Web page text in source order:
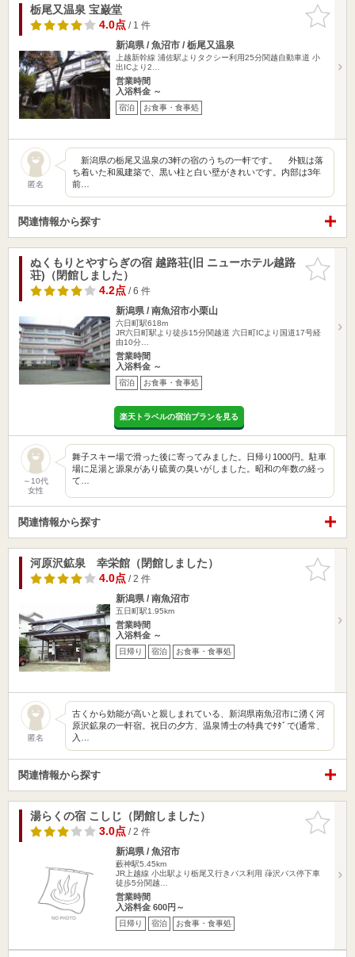
お気に入
りに追加
栃尾又温泉 宝巌堂
4.0点/ 1 件
新潟県 / 魚沼市 / 栃尾又温泉
上越新幹線 浦佐駅よりタクシー利用25分関越自動車道 小
出ICより2…
営業時間
入浴料金 ～
宿泊 お食事・食事処
匿名
新潟県の栃尾又温泉の3軒の宿のうちの一軒です。 外観は落
ち着いた和風建築で、黒い柱と白い壁がきれいです。内部は3年
前…
関連情報から探す
お気に入
りに追加
ぬくもりとやすらぎの宿 越路荘(旧 ニューホテル越路
荘)（閉館しました）
4.2点/ 6 件
新潟県 / 南魚沼市小栗山
六日町駅618m
JR六日町駅より徒歩15分関越道 六日町ICより国道17号経
由10分…
営業時間
入浴料金 ～
宿泊 お食事・食事処
楽天トラベルの宿泊プランを見る
～10代
女性
舞子スキー場で滑った後に寄ってみました。日帰り1000円。駐車
場に足湯と源泉があり硫黄の臭いがしました。昭和の年数の経っ
て…
関連情報から探す
お気に入
りに追加
河原沢鉱泉 幸栄館（閉館しました）
4.0点/ 2 件
新潟県 / 南魚沼市
五日町駅1.95km
営業時間
入浴料金 ～
日帰り 宿泊 お食事・食事処
匿名
古くから効能が高いと親しまれている、新潟県南魚沼市に湧く河
原沢鉱泉の一軒宿。祝日の夕方、温泉博士の特典でﾀﾀﾞで(通常、
入…
関連情報から探す
お気に入
りに追加
湯らくの宿 こしじ（閉館しました）
3.0点/ 2 件
新潟県 / 魚沼市
藪神駅5.45km
JR上越線 小出駅より栃尾又行きバス利用 葎沢バス停下車
徒歩5分関越…
営業時間
入浴料金 600円～
日帰り 宿泊 お食事・食事処